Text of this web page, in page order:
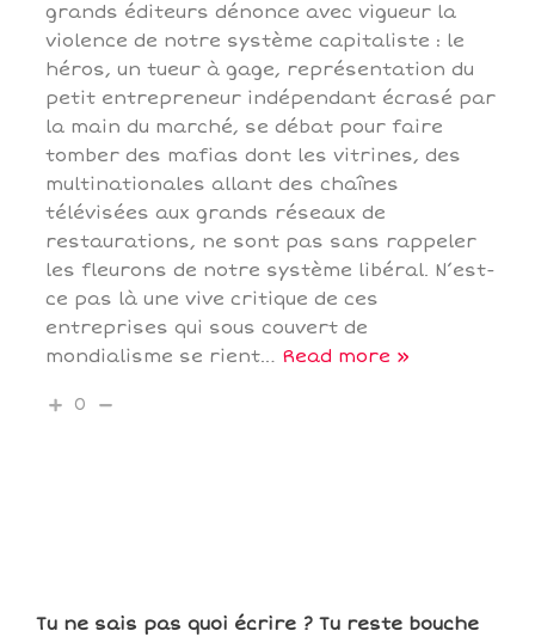
grands éditeurs dénonce avec vigueur la
violence de notre système capitaliste : le
héros, un tueur à gage, représentation du
petit entrepreneur indépendant écrasé par
la main du marché, se débat pour faire
tomber des mafias dont les vitrines, des
multinationales allant des chaînes
télévisées aux grands réseaux de
restaurations, ne sont pas sans rappeler
les fleurons de notre système libéral. N’est-
ce pas là une vive critique de ces
entreprises qui sous couvert de
mondialisme se rient… Read more »
0
Tu ne sais pas quoi écrire ? Tu reste bouche